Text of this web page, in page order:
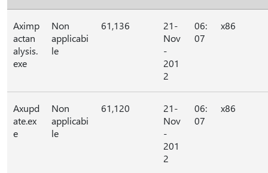
Aximp
actan
alysis.
exe
Non
applicabi
le
61,136
21-
Nov
-
201
2
06:
07
x86
Axupd
ate.ex
e
Non
applicabi
le
61,120
21-
Nov
-
201
2
06:
07
x86